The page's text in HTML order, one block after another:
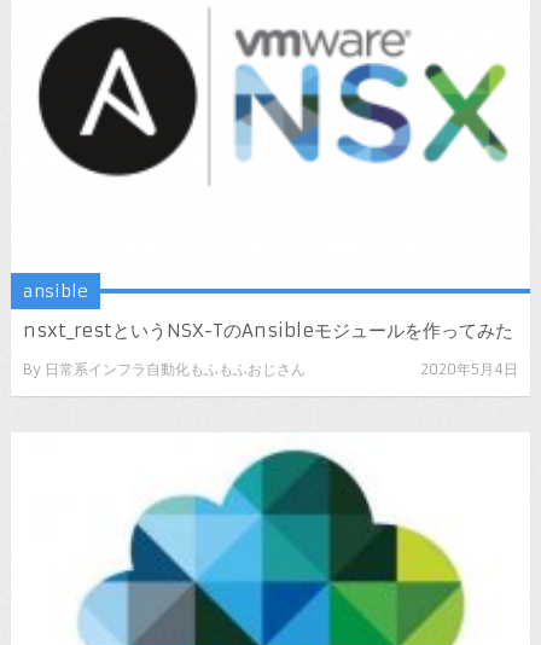
ansible
nsxt_restというNSX-TのAnsibleモジュールを作ってみた
By 日常系インフラ自動化もふもふおじさん 2020年5月4日